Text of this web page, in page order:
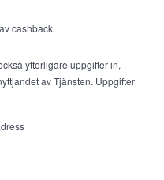
cashback
ytterligare uppgifter in,
av Tjänsten. Uppgifter